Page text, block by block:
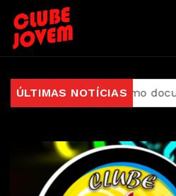
ÚLTIMAS NOTÍCIAS
como documento para